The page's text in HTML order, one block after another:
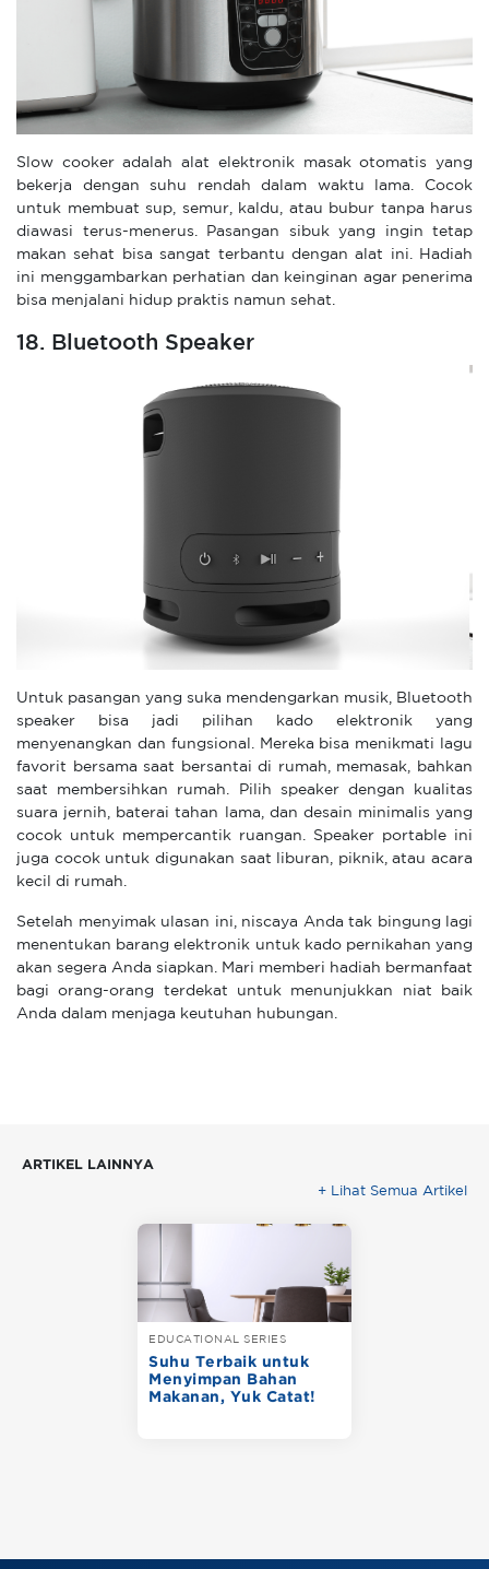
Slow cooker adalah alat elektronik masak otomatis yang
bekerja dengan suhu rendah dalam waktu lama. Cocok
untuk membuat sup, semur, kaldu, atau bubur tanpa harus
diawasi terus-menerus. Pasangan sibuk yang ingin tetap
makan sehat bisa sangat terbantu dengan alat ini. Hadiah
ini menggambarkan perhatian dan keinginan agar penerima
bisa menjalani hidup praktis namun sehat.
18. Bluetooth Speaker
Untuk pasangan yang suka mendengarkan musik, Bluetooth
speaker bisa jadi pilihan kado elektronik yang
menyenangkan dan fungsional. Mereka bisa menikmati lagu
favorit bersama saat bersantai di rumah, memasak, bahkan
saat membersihkan rumah. Pilih speaker dengan kualitas
suara jernih, baterai tahan lama, dan desain minimalis yang
cocok untuk mempercantik ruangan. Speaker portable ini
juga cocok untuk digunakan saat liburan, piknik, atau acara
kecil di rumah.
Setelah menyimak ulasan ini, niscaya Anda tak bingung lagi
menentukan barang elektronik untuk kado pernikahan yang
akan segera Anda siapkan. Mari memberi hadiah bermanfaat
bagi orang-orang terdekat untuk menunjukkan niat baik
Anda dalam menjaga keutuhan hubungan.
ARTIKEL LAINNYA
+ Lihat Semua Artikel
EDUCATIONAL SERIES
Suhu Terbaik untuk
Menyimpan Bahan
Makanan, Yuk Catat!